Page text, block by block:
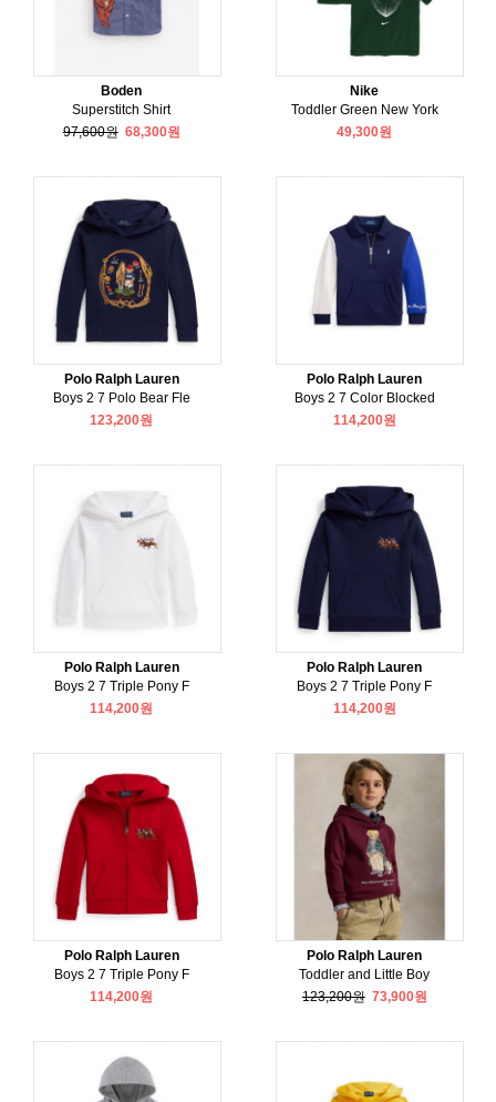
Boden
Superstitch Shirt
97,600원 68,300원
Nike
Toddler Green New York
49,300원
Polo Ralph Lauren
Boys 2 7 Polo Bear Fle
123,200원
Polo Ralph Lauren
Boys 2 7 Color Blocked
114,200원
Polo Ralph Lauren
Boys 2 7 Triple Pony F
114,200원
Polo Ralph Lauren
Boys 2 7 Triple Pony F
114,200원
Polo Ralph Lauren
Boys 2 7 Triple Pony F
114,200원
Polo Ralph Lauren
Toddler and Little Boy
123,200원 73,900원